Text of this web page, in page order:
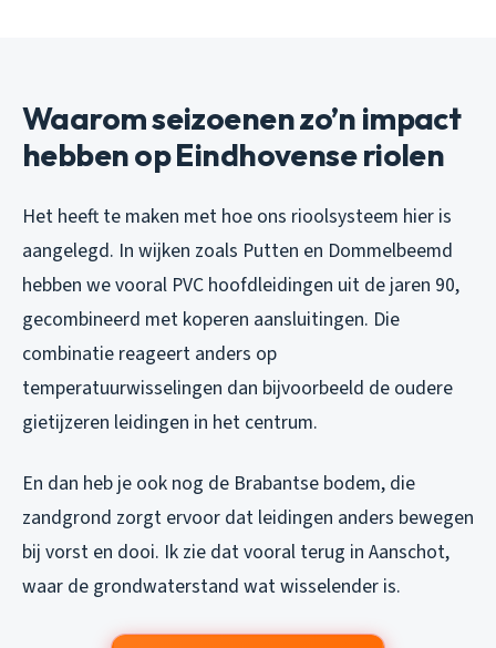
Waarom seizoenen zo’n impact
hebben op Eindhovense riolen
Het heeft te maken met hoe ons rioolsysteem hier is
aangelegd. In wijken zoals Putten en Dommelbeemd
hebben we vooral PVC hoofdleidingen uit de jaren 90,
gecombineerd met koperen aansluitingen. Die
combinatie reageert anders op
temperatuurwisselingen dan bijvoorbeeld de oudere
gietijzeren leidingen in het centrum.
En dan heb je ook nog de Brabantse bodem, die
zandgrond zorgt ervoor dat leidingen anders bewegen
bij vorst en dooi. Ik zie dat vooral terug in Aanschot,
waar de grondwaterstand wat wisselender is.